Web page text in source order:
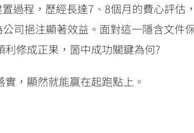
過程，歷經長達7、8個月的費心評估
司挹注顯著效益。面對這一隱含文件
修成正果，箇中成功關鍵為何?
，顯然就能贏在起跑點上。